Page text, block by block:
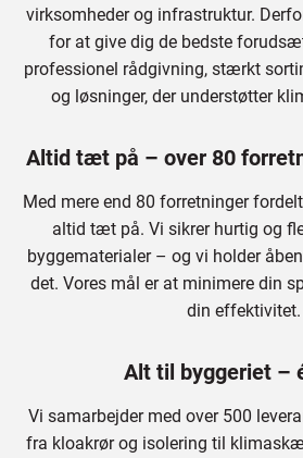
virksomheder og infrastruktur.
for at give dig de bedste
professionel rådgivning, stærkt
og løsninger, der understøtter
Altid tæt på – over 80
Med mere end 80 forretninger
altid tæt på. Vi sikrer hurtig og
byggematerialer – og vi holder
det. Vores mål er at minimere din
din effektivitet.
Alt til byggeriet –
Vi samarbejder med over 500
fra kloakrør og isolering til